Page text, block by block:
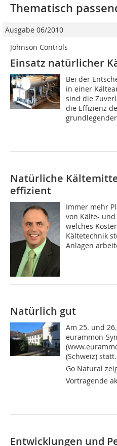
Thematisch
Ausgabe 06/2010
Johnson Controls
Einsatz natürlicher
Bei der
in einer
sind die
die Effizienz
Natürliche
effizient
Immer mehr
von Kälte-
welches
Kältetechnik
Anlagen
Natürlich gut
Am 25. und
eurammon-
(Schweiz)
Go Natural
Vortragende
Entwicklungen und